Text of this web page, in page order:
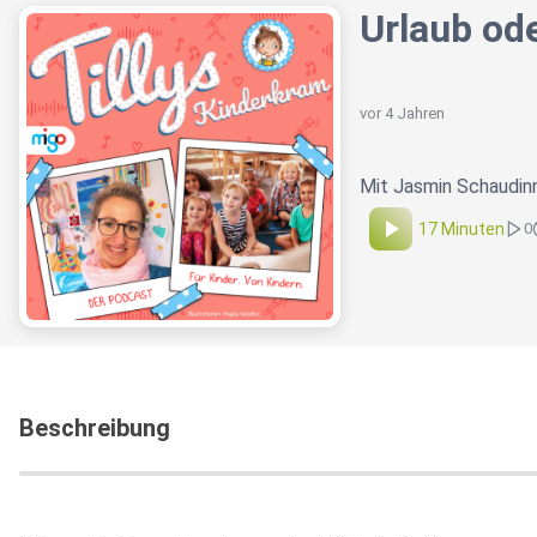
Urlaub
vor 4 Jahren
Mit Jasmin
17 Minuten 0
Beschreibung